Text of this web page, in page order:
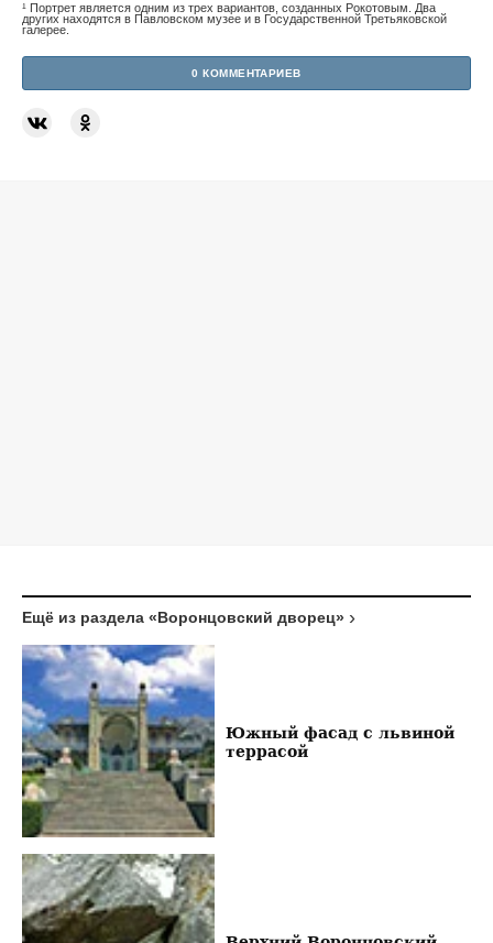
¹ Портрет является одним из трех вариантов, созданных Рокотовым. Два
других находятся в Павловском музее и в Государственной Третьяковской
галерее.
0 КОММЕНТАРИЕВ
Ещё из раздела «Воронцовский дворец»
Южный фасад с львиной
террасой